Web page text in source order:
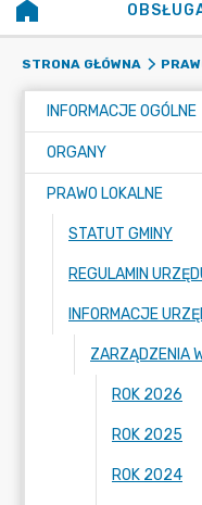
STRONA GŁÓWNA
INFORMACJE OGÓLNE
ORGANY
PRAWO LOKALNE
STATUT GMINY
REGULAMIN
INFORMACJE
ZARZĄDZENIA
ROK 2026
ROK 2025
ROK 2024